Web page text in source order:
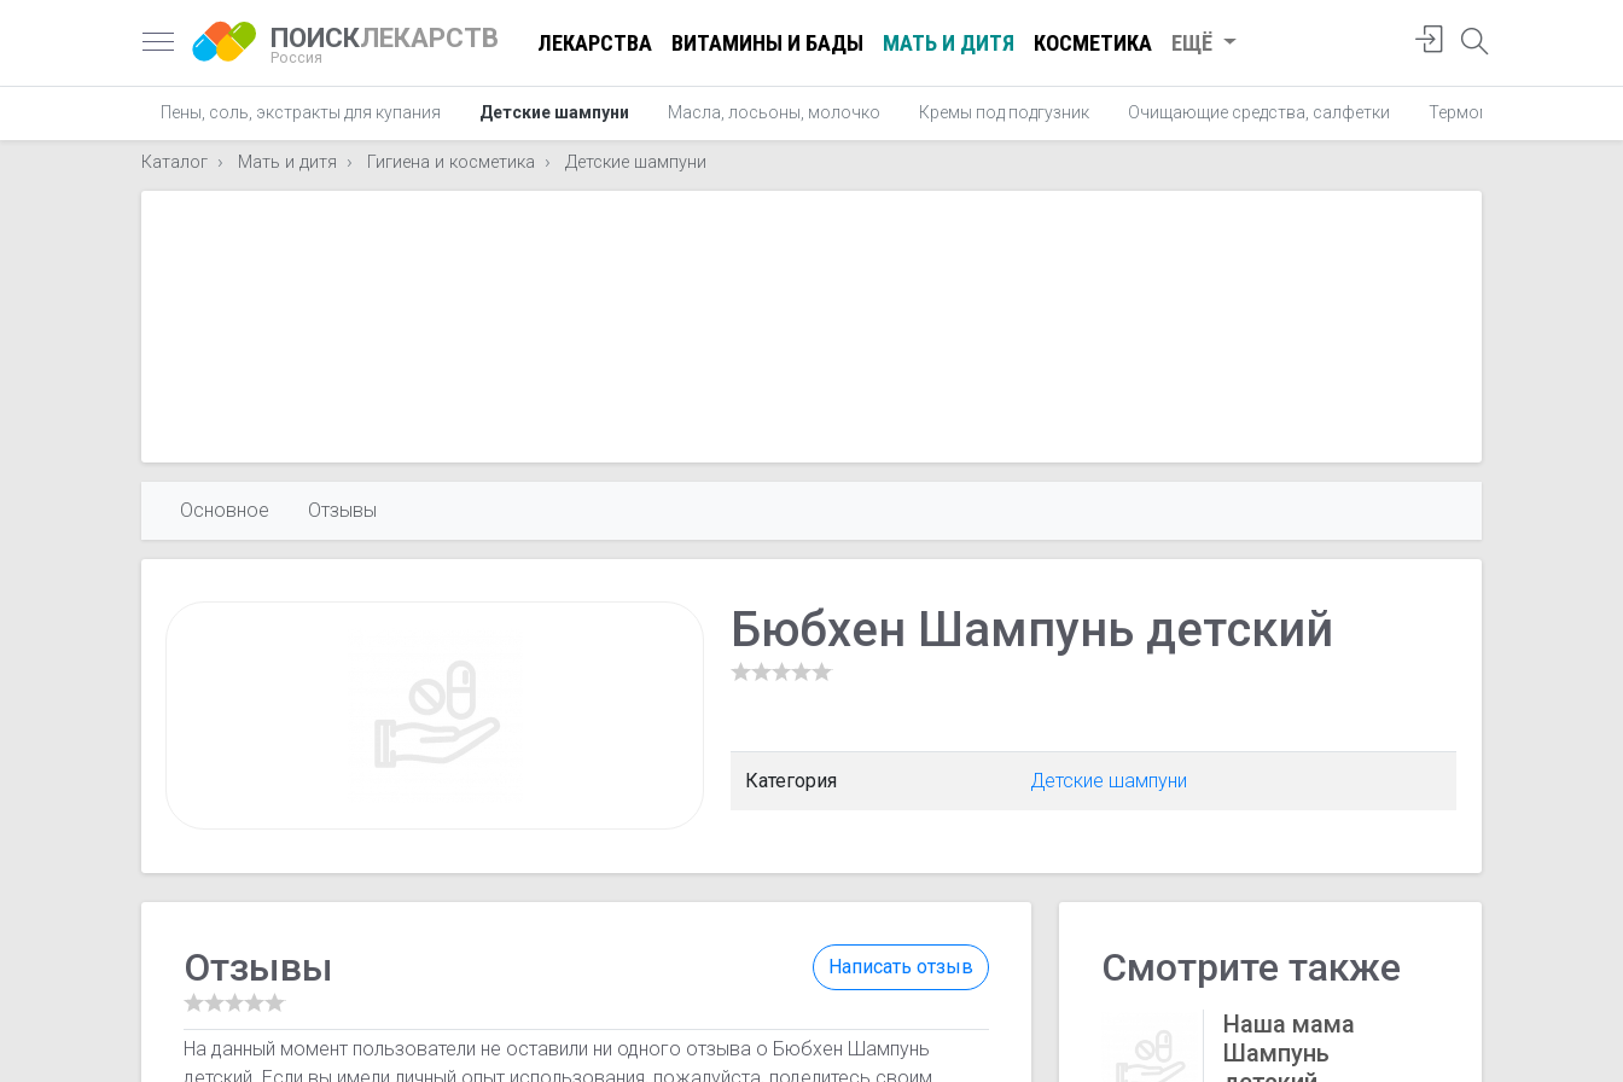
ПОИСКЛЕКАРСТВ
Россия
ЛЕКАРСТВА ВИТАМИНЫ И БАДЫ МАТЬ И ДИТЯ КОСМЕТИКА ЕЩЁ
Пены, соль, экстракты для купания Детские шампуни Масла, лосьоны, молочко Кремы под подгузник Очищающие средства, салфетки Термометры для ванны
Каталог Мать и дитя Гигиена и косметика Детские шампуни
Основное Отзывы
Бюбхен Шампунь детский
Категория Детские шампуни
Написать отзыв
Отзывы
На данный момент пользователи не оставили ни одного отзыва о Бюбхен Шампунь
Смотрите также
Наша мама
Шампунь